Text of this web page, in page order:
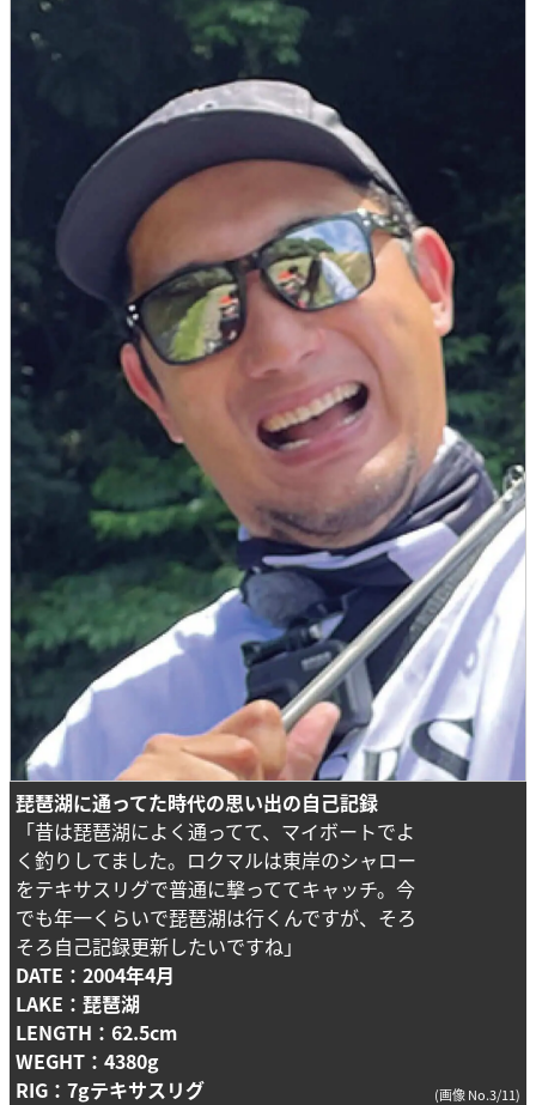
琵琶湖に通ってた時代の思い出の自己記録
「昔は琵琶湖によく通ってて、マイボートでよ
く釣りしてました。ロクマルは東岸のシャロー
をテキサスリグで普通に撃っててキャッチ。今
でも年一くらいで琵琶湖は行くんですが、そろ
そろ自己記録更新したいですね」
DATE：2004年4月
LAKE：琵琶湖
LENGTH：62.5cm
WEGHT：4380g
RIG：7gテキサスリグ
(画像 No.3/11)